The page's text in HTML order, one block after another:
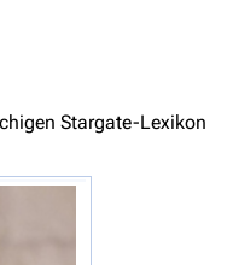
Stargate-Lexikon